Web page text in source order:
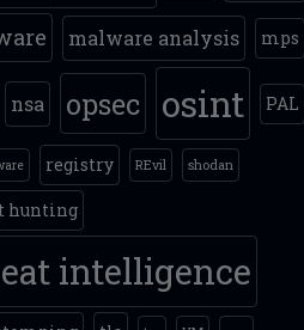
malware analysis mps
nsa opsec osint PAL
registry REvil shodan
hunting
intelligence